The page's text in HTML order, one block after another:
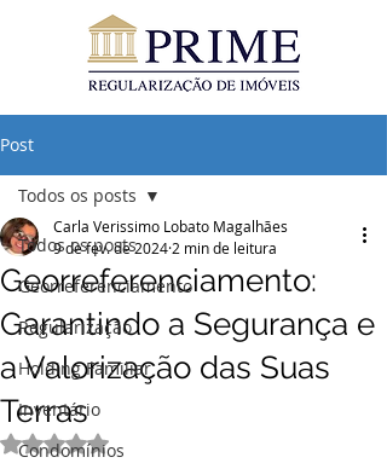
Post
Todos os posts
Georreferenciamento
Regularização
Holding Familiar
Inventário
Condomínios
Todos os posts
Georreferenciamento:
Garantindo a Segurança e
a Valorização das Suas
Terras
Carla Verissimo Lobato Magalhães
9 de fev. de 2024 2 min de leitura
Avaliado com NaN de 5 estrelas.